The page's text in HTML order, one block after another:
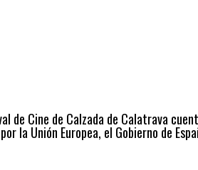
de Cine de Calzada de Calatrava
la Unión Europea, el Gobierno de